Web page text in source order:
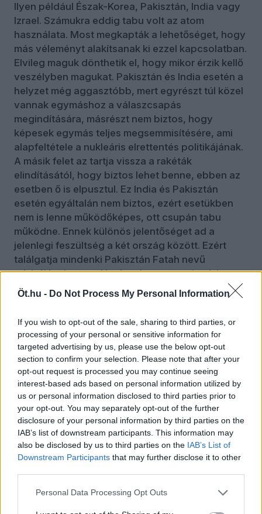
Öt.hu - Do Not Process My Personal Information
If you wish to opt-out of the sale, sharing to third parties, or
processing of your personal or sensitive information for
targeted advertising by us, please use the below opt-out
section to confirm your selection. Please note that after your
opt-out request is processed you may continue seeing
interest-based ads based on personal information utilized by
us or personal information disclosed to third parties prior to
your opt-out. You may separately opt-out of the further
disclosure of your personal information by third parties on the
IAB’s list of downstream participants. This information may
also be disclosed by us to third parties on the IAB’s List of
Downstream Participants that may further disclose it to other
Personal Data Processing Opt Outs
Ilyen például Észak-Korea, Pakisztán, India vagy
Izrael. Számukra eddig tabu volt az atom
használata. Most megkapták a lehetőséget, hogy
más véleményt alakítsanak ki ezzel kapcsolatban.
Elvileg maguk dönthetik el, hogy mikor érzik kellő
veszélyben magukat. Pakisztán és India esetén a
helyzet még aggasztóbb, mert egyrészt túl közel
vannak egymáshoz a válaszcsapás
megindítására, másrészt nem biztos, hogy
képesek egymás teljes megsemmisítésére, ami
alapfeltétele a nukleáris elrettentés politikájának.
A másik felet az tartja vissza a rakéták
elindításától, hogy biztos lehet benne, ebben az
esetben ő is elpusztul. Ez India és Pakisztán
esetén egyáltalán nem biztos, ezért esetükben
nem is lenne működőképes, ott csupán tabu
működne. Ennek különös jelentőséget ad a
jelenlegi feszültség a két ország között. Ezért
találgatja mindenki Pakisztán Fatah nevű
rakétájának tesztelésekor, hogy az vajon képes-e
célba juttatni egy nukleáris töltetet.
Schelling harmadik fontos elvárása a hitelesség,
aminek alapja, hogy konkrét kijelentéseket kell
tenni. A berlini válság idején Schelling írt egy
elemzést, amit Kennedy elnök környezete
olvasott. Ebben azt javasolta, hogy egy olyan
általános kijelentés helyett, mint „Minden
szükséges lépést meg fogunk tenni, hogy
megvédjük érdekeinket”, egy konkrét,
félreérthetetlen mondatra van szükség. A végső
beszédben ezért ez a mondat szerepelt:
„Szavunkat adtuk, hogy a várost ért támadást
úgy fogjuk tekinteni, mintha mindannyiunkat ért